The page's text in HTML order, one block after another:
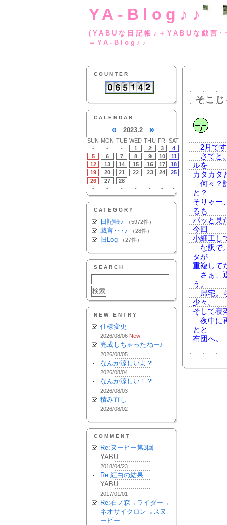
YA-Blog♪♪
(YABUな日記帳♪
＝YA-Blog♪♪
COUNTER
CALENDAR
« 2023.2 »
SUN MON TUE WED THU FRI SAT
-
- - 1 2 3
4
5
6 7 8 9 10
11
12
13 14 15 16 17
18
19
20 21 22 23 24
25
26
27 28 - - -
-
-
- - - - - -
CATEGORY
日記帳♪ （5972件）
戯言･･･♪ （28件）
旧Log （27件）
SEARCH
NEW ENTRY
仕様変更
2026/08/06 New!
完成しちゃったねー♪
2026/08/05
なんか涼しいよ？
2026/08/04
なんか涼しい！？
2026/08/03
積み直し
2026/08/02
COMMENT
Re:ヌーピー第3回
YABU
2018/04/23
Re:紅白の結果
YABU
2017/01/01
Re:石ノ森→ライダー→
ネオサイクロン→スヌ
ーピー
そこ
2月です
さてと
ルを
カタカタ
何々？
と？
そりゃー
るも
パッと見
今回
小細工し
な訳で
タが
重複して
さぁ、
う。
帰宅。
少々。
そして寝
夜中に
とと
布団へ。